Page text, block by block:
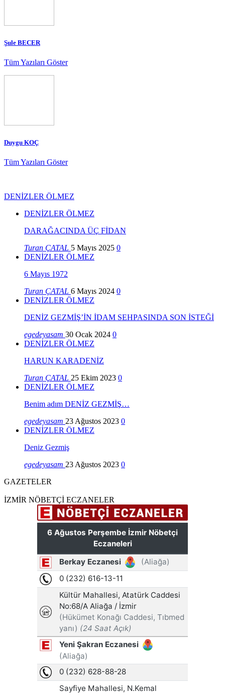
Şule BECER
Tüm Yazıları Göster
Duygu KOÇ
Tüm Yazıları Göster
DENİZLER ÖLMEZ
DENİZLER ÖLMEZ
DARAĞACINDA ÜÇ FİDAN
Turan ÇATAL 5 Mayıs 2025 0
DENİZLER ÖLMEZ
6 Mayıs 1972
Turan ÇATAL 6 Mayıs 2024 0
DENİZLER ÖLMEZ
DENİZ GEZMİŞ’İN İDAM SEHPASINDA SON İSTEĞİ
egedeyasam 30 Ocak 2024 0
DENİZLER ÖLMEZ
HARUN KARADENİZ
Turan ÇATAL 25 Ekim 2023 0
DENİZLER ÖLMEZ
Benim adım DENİZ GEZMİŞ…
egedeyasam 23 Ağustos 2023 0
DENİZLER ÖLMEZ
Deniz Gezmiş
egedeyasam 23 Ağustos 2023 0
GAZETELER
İZMİR NÖBETÇİ ECZANELER